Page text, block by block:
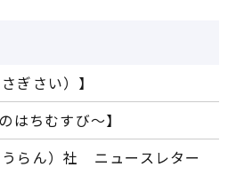
ぎさい）】
はちむすび～】
うらん）社 ニュースレター